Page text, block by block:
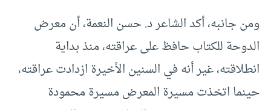
ومن جانبه، أكد الشاعر د. حسن النعمة، أن معرض
الدوحة للكتاب حافظ على عراقته، منذ بداية
انطلاقته، غير أنه في السنين الأخيرة ازدادت عراقته،
حينما اتخذت مسيرة المعرض مسيرة محمودة